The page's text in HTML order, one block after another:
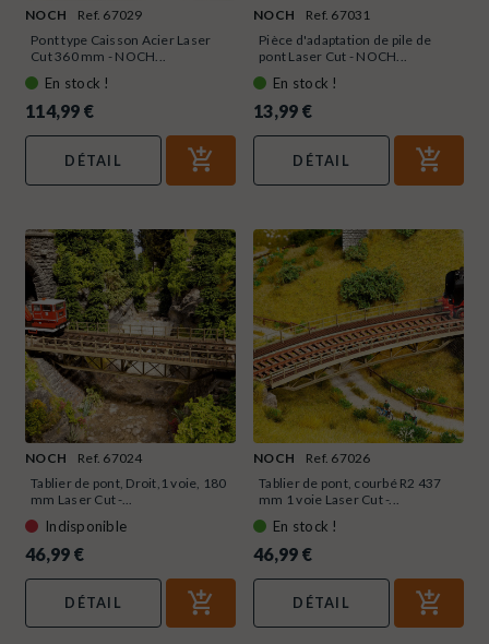
NOCH
Ref. 67029
Pont type Caisson Acier Laser
Cut 360 mm - NOCH...
En stock !
114,99 €
DÉTAIL
NOCH
Ref. 67031
Pièce d'adaptation de pile de
pont Laser Cut - NOCH...
En stock !
13,99 €
DÉTAIL
NOCH
Ref. 67024
Tablier de pont, Droit,1 voie, 180
mm Laser Cut -...
Indisponible
46,99 €
DÉTAIL
NOCH
Ref. 67026
Tablier de pont, courbé R2 437
mm 1 voie Laser Cut -...
En stock !
46,99 €
DÉTAIL